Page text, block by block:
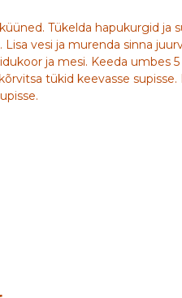
Tükelda hapukurgid ja
Lisa vesi ja murenda sinna
ja mesi. Keeda umbes
tükid keevasse